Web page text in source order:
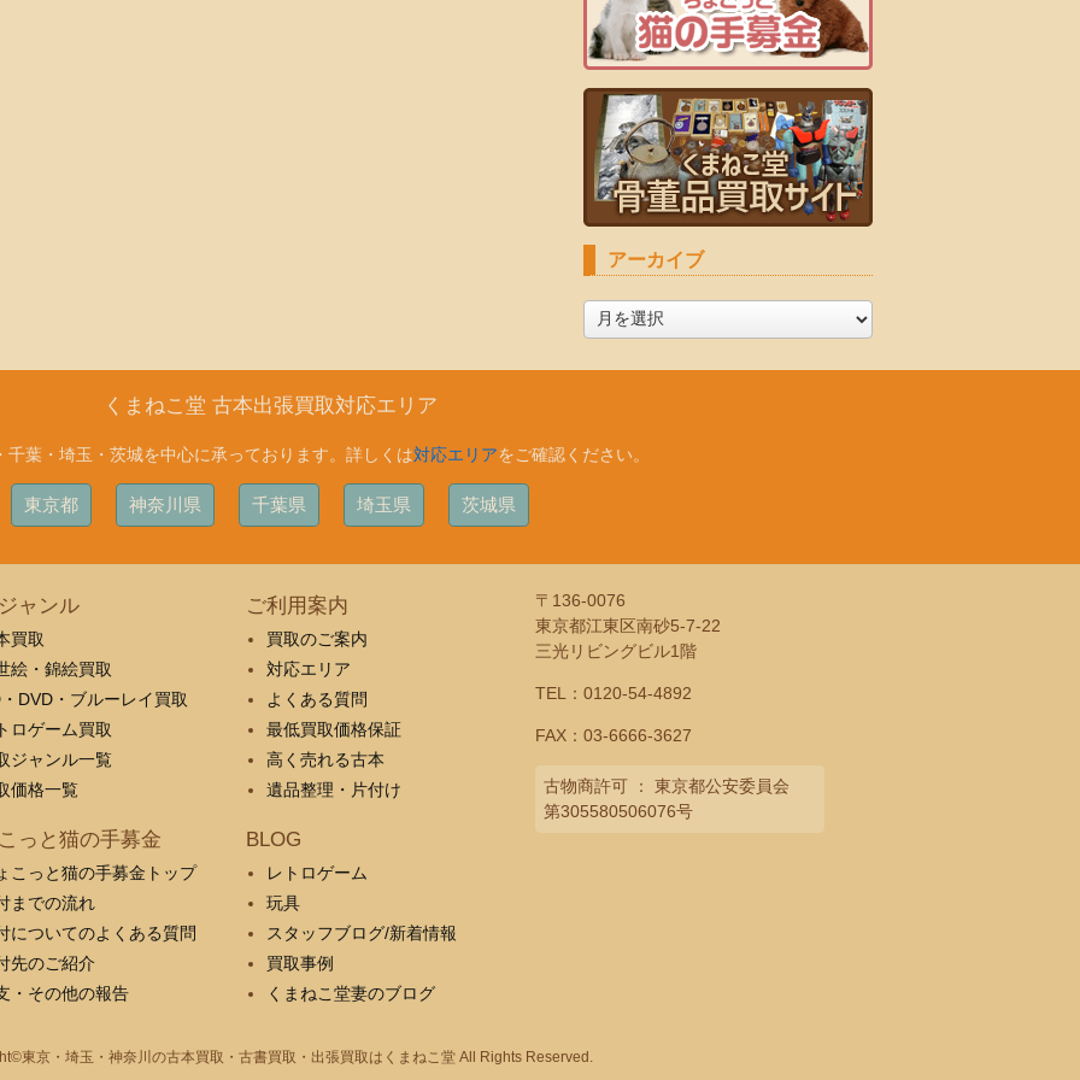
アーカイブ
ブ
くまねこ堂 古本出張買取対応エリア
千葉・埼玉・茨城を中心に承っております。詳しくは対応エリアをご確認ください。
東京都 神奈川県 千葉県 埼玉県 茨城県
ャンル
買取
絵・錦絵買取
DVD・ブルーレイ買取
ロゲーム買取
ジャンル一覧
価格一覧
っと猫の手募金
こっと猫の手募金トップ
までの流れ
についてのよくある質問
先のご紹介
・その他の報告
ご利用案内
買取のご案内
対応エリア
よくある質問
最低買取価格保証
高く売れる古本
遺品整理・片付け
BLOG
レトロゲーム
玩具
スタッフブログ/新着情報
買取事例
くまねこ堂妻のブログ
〒136-0076
東京都江東区南砂5-7-22
三光リビングビル1階
TEL： 0120-54-4892
FAX：03-6666-3627
古物商許可 ： 東京都公安委員会
第305580506076号
東京・埼玉・神奈川の古本買取・古書買取・出張買取はくまねこ堂 All Rights Reserved.